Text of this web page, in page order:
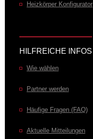
Heizkörper Konfigurator
HILFREICHE INFOS
Wie wählen
Partner werden
Häufige Fragen (FAQ)
Aktuelle Mitteilungen